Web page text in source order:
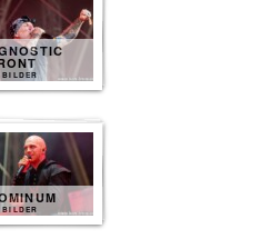
BILDER
BILDER